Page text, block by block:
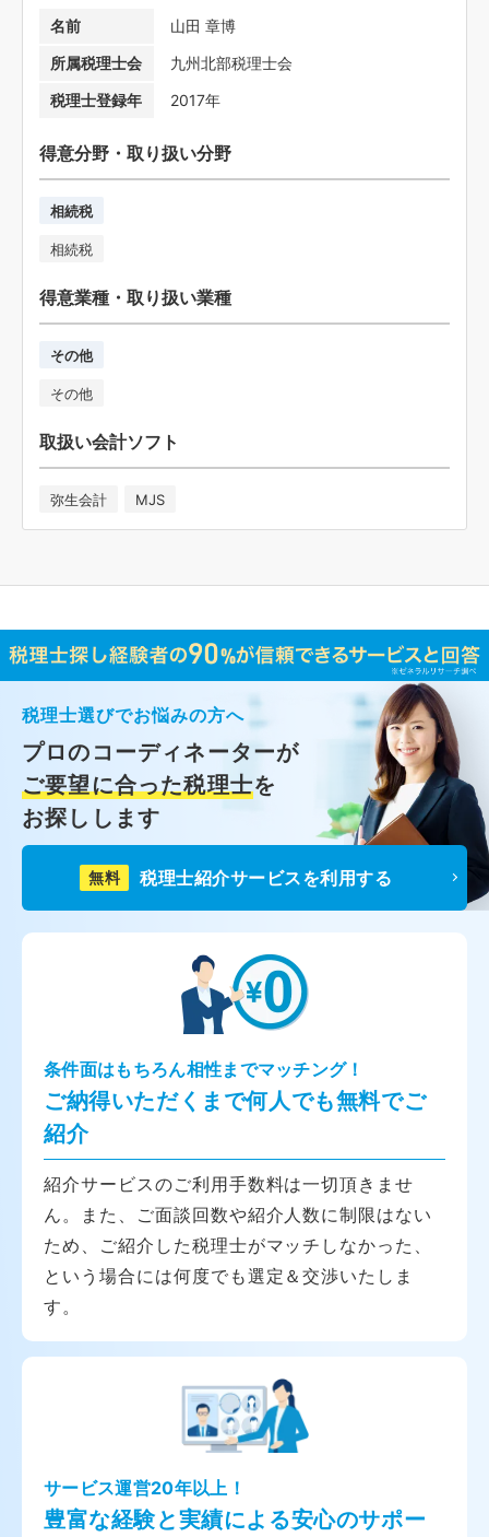
名前
山田 章博
所属税理士会
九州北部税理士会
税理士登録年
2017年
得意分野・取り扱い分野
相続税
相続税
得意業種・取り扱い業種
その他
その他
取扱い会計ソフト
弥生会計 MJS
税理士選びでお悩みの方へ
プロのコーディネーターが
ご要望に合った税理士を
お探しします
無料 税理士紹介サービスを利用する
条件面はもちろん相性までマッチング！
ご納得いただくまで何人でも無料でご
紹介
紹介サービスのご利用手数料は一切頂きませ
ん。また、ご面談回数や紹介人数に制限はない
ため、ご紹介した税理士がマッチしなかった、
という場合には何度でも選定＆交渉いたしま
す。
サービス運営20年以上！
豊富な経験と実績による安心のサポー